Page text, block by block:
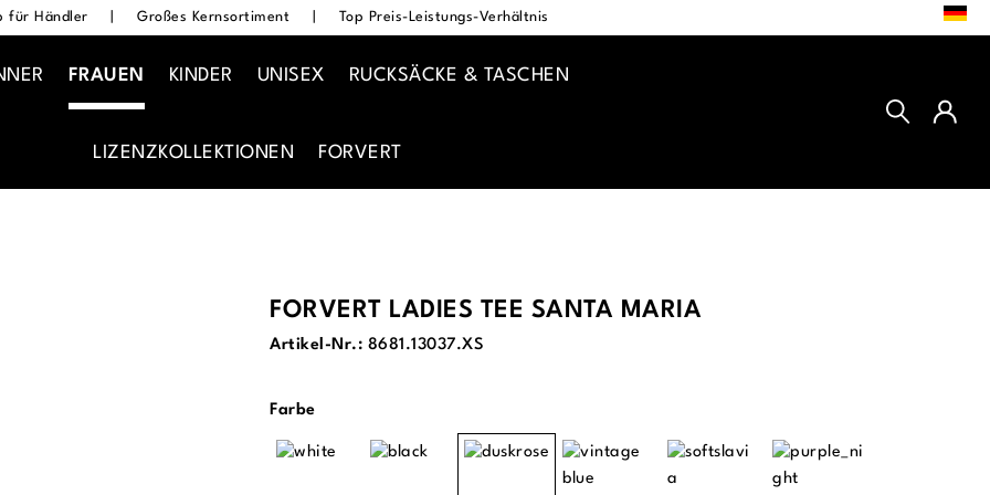
für Händler Großes Kernsortiment Top Preis-Leistungs-Verhältnis
FRAUEN KINDER UNISEX RUCKSÄCKE & TASCHEN
LIZENZKOLLEKTIONEN FORVERT
FORVERT LADIES TEE SANTA MARIA
Artikel-Nr.: 8681.13037.XS
Farbeauswählen